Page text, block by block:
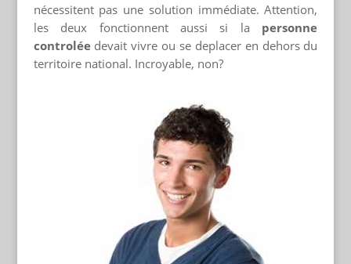
nécessitent pas une solution immédiate. Attention,
les deux fonctionnent aussi si la personne
controléedevait vivre ou se deplacer en dehors du
territoire national. Incroyable, non?